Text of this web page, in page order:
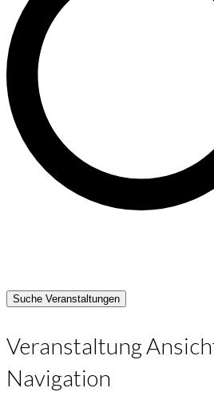
Suche Veranstaltungen
Veranstaltung
Navigation